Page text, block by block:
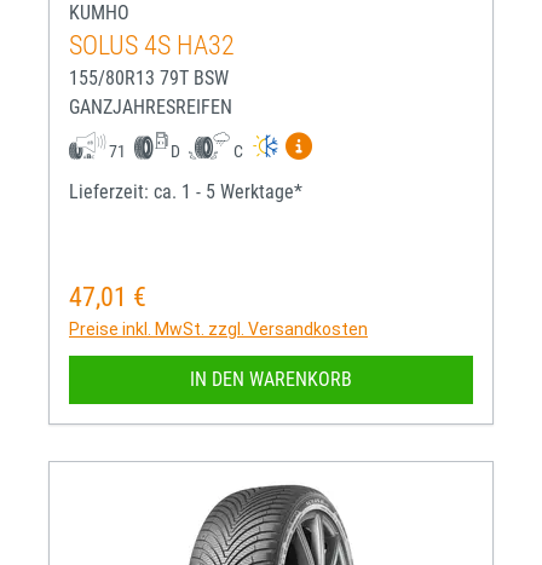
KUMHO
SOLUS 4S HA32
155/80R13 79T BSW
GANZJAHRESREIFEN
71 D C
Mehr Informationen zum
Lieferzeit: ca. 1 - 5 Werktage*
Regulärer Preis:
47,01 €
Preise inkl. MwSt. zzgl. Versandkosten
IN DEN WARENKORB